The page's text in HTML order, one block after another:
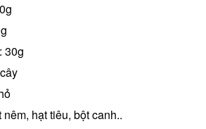
30g
hạt tiêu, bột canh..